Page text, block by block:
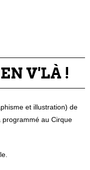
V'LÀ !
et illustration) de
programmé au Cirque